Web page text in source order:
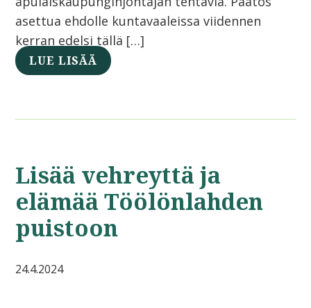
asettua ehdolle kuntavaaleissa viidennen
kerran edelsi tällä […]
LUE LISÄÄ
Lisää vehreyttä ja
elämää Töölönlahden
puistoon
24.4.2024